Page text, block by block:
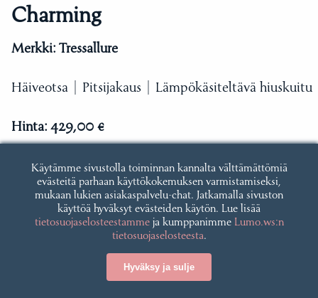
Charming
Merkki: Tressallure
Häiveotsa | Pitsijakaus | Lämpökäsiteltävä hiuskuitu
Hinta: 429,00 €
Katso tuote
Käytämme sivustolla toiminnan kannalta välttämättömiä
evästeitä parhaan käyttökokemuksen varmistamiseksi,
mukaan lukien asiakaspalvelu-chat. Jatkamalla sivuston
käyttöä hyväksyt evästeiden käytön. Lue lisää
tietosuojaselosteestammeja kumppanimme Lumo.ws:n
tietosuojaselosteesta.
Hyväksy ja sulje